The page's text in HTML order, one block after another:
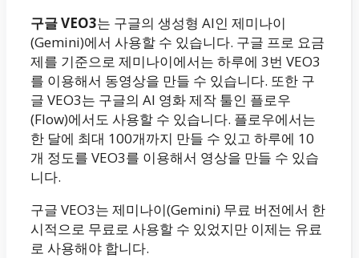
구글 VEO3는 구글의 생성형 AI인 제미나이
(Gemini)에서 사용할 수 있습니다. 구글 프로 요금
제를 기준으로 제미나이에서는 하루에 3번 VEO3
를 이용해서 동영상을 만들 수 있습니다. 또한 구
글 VEO3는 구글의 AI 영화 제작 툴인 플로우
(Flow)에서도 사용할 수 있습니다. 플로우에서는
한 달에 최대 100개까지 만들 수 있고 하루에 10
개 정도를 VEO3를 이용해서 영상을 만들 수 있습
니다.
구글 VEO3는 제미나이(Gemini) 무료 버전에서 한
시적으로 무료로 사용할 수 있었지만 이제는 유료
로 사용해야 합니다.